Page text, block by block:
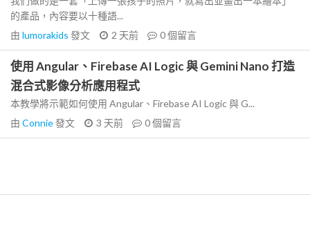
的產品，內容要以十種語...
由 lumorakids 發文 2 天前 0個留言
使用 Angular、Firebase AI Logic 與 Gemini Nano 打造
混合式影像分析應用程式
本教學將示範如何使用 Angular、Firebase AI Logic 與 G...
由 Connie發文 3 天前 0個留言